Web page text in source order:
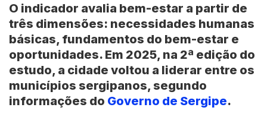
O indicador avalia bem-estar a partir de
três dimensões: necessidades humanas
básicas, fundamentos do bem-estar e
oportunidades. Em 2025, na 2ª edição do
estudo, a cidade voltou a liderar entre os
municípios sergipanos, segundo
informações do Governo de Sergipe.